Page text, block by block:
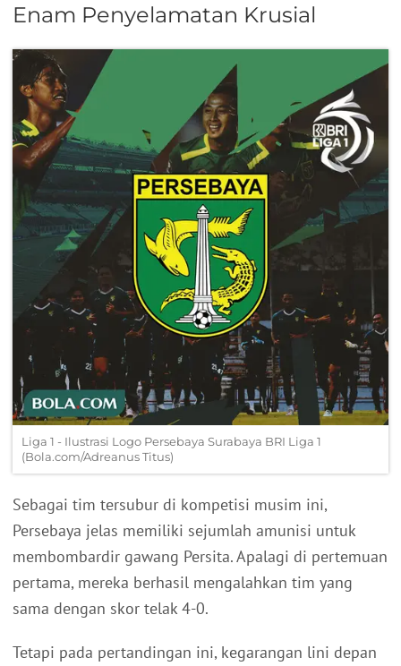
Enam Penyelamatan Krusial
Liga 1 - Ilustrasi Logo Persebaya Surabaya BRI Liga 1
(Bola.com/Adreanus Titus)
Sebagai tim tersubur di kompetisi musim ini,
Persebaya jelas memiliki sejumlah amunisi untuk
membombardir gawang Persita. Apalagi di pertemuan
pertama, mereka berhasil mengalahkan tim yang
sama dengan skor telak 4-0.
Tetapi pada pertandingan ini, kegarangan lini depan